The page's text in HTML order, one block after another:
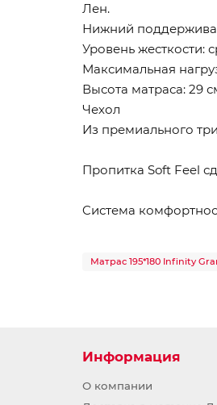
Лен.
Нижний
Уровень жесткости:
Максимальная
Высота матраса: 29
Чехол
Из премиального
Пропитка Soft Feel
Cистема
Матрас 195*180 Infinity
Информация
О компании